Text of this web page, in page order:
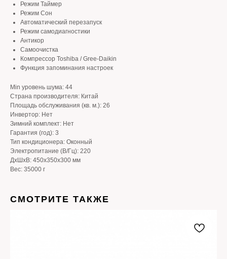
Режим Таймер
Режим Сон
Автоматический перезапуск
Режим самодиагностики
Антикор
Самоочистка
Компрессор Toshiba / Gree-Daikin
Функция запоминания настроек
Min уровень шума: 44
Страна производителя: Китай
Площадь обслуживания (кв. м.): 26
Инвертор: Нет
Зимний комплект: Нет
Гарантия (год): 3
Тип кондиционера: Оконный
Электропитание (В/Гц): 220
ДxШxВ: 450x350x300 мм
Вес: 35000 г
СМОТРИТЕ ТАКЖЕ